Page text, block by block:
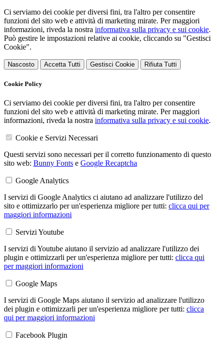
Ci serviamo dei cookie per diversi fini, tra l'altro per consentire
funzioni del sito web e attività di marketing mirate. Per maggiori
informazioni, riveda la nostra informativa sulla privacy e sui cookie.
Può gestire le impostazioni relative ai cookie, cliccando su "Gestisci
Cookie".
Nascosto Accetta Tutti Gestisci Cookie Rifiuta Tutti
Cookie Policy
Ci serviamo dei cookie per diversi fini, tra l'altro per consentire
funzioni del sito web e attività di marketing mirate. Per maggiori
informazioni, riveda la nostra informativa sulla privacy e sui cookie.
Cookie e Servizi Necessari
Questi servizi sono necessari per il corretto funzionamento di questo
sito web: Bunny Fonts e Google Recaptcha
Google Analytics
I servizi di Google Analytics ci aiutano ad analizzare l'utilizzo del
sito e ottimizzarlo per un'esperienza migliore per tutti: clicca qui per
maggiori informazioni
Servizi Youtube
I servizi di Youtube aiutano il servizio ad analizzare l'utilizzo dei
plugin e ottimizzarli per un'esperienza migliore per tutti: clicca qui
per maggiori informazioni
Google Maps
I servizi di Google Maps aiutano il servizio ad analizzare l'utilizzo
dei plugin e ottimizzarli per un'esperienza migliore per tutti: clicca
qui per maggiori informazioni
Facebook Plugin